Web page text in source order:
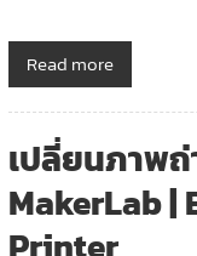
Read more
เปลี่ยนภาพถ่
MakerLab |